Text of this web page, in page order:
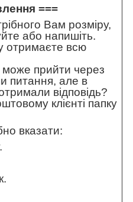
===
Вам розміру,
або напишіть.
отримаєте всю
може прийти через
питання, але в
відповідь?
клієнті папку
вказати: